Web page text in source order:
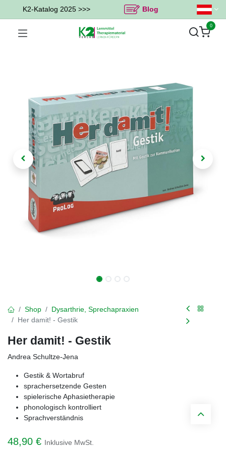
K2-Katalog 2025 >>> Blog
0
Shop
Dysarthrie, Sprechapraxien
Her damit! - Gestik
Her damit! - Gestik
Andrea Schultze-Jena
Gestik & Wortabruf
sprachersetzende Gesten
spielerische Aphasietherapie
phonologisch kontrolliert
Sprachverständnis
48,90 € Inklusive MwSt.